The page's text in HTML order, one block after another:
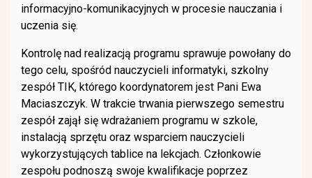
informacyjno-komunikacyjnych w procesie nauczania i
uczenia się.
Kontrolę nad realizacją programu sprawuje powołany do
tego celu, spośród nauczycieli informatyki, szkolny
zespół TIK, którego koordynatorem jest Pani Ewa
Maciaszczyk. W trakcie trwania pierwszego semestru
zespół zajął się wdrażaniem programu w szkole,
instalacją sprzętu oraz wsparciem nauczycieli
wykorzystujących tablice na lekcjach. Członkowie
zespołu podnoszą swoje kwalifikacje poprzez